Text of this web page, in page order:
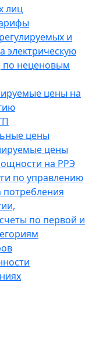
лиц
и
электрическую
неценовым
цены на
цены
цены
на РРЭ
по управлению
по первой и